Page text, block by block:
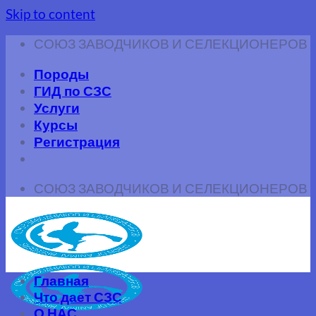
Skip to content
СОЮЗ ЗАВОДЧИКОВ И СЕЛЕКЦИОНЕРОВ
Породы
ГИД по СЗС
Услуги
Курсы
Регистрация
СОЮЗ ЗАВОДЧИКОВ И СЕЛЕКЦИОНЕРОВ
Главная
Что дает СЗС